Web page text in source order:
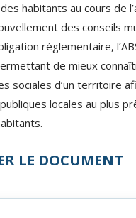
habitants au cours de
des conseils
réglementaire,
de mieux
sociales d’un territoire
locales au plus
LE DOCUMENT